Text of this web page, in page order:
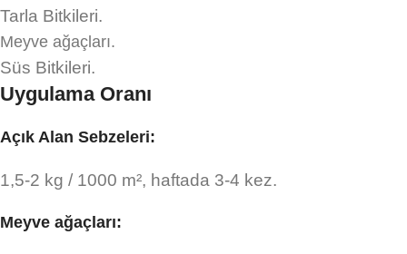
Tarla Bitkileri.
Meyve ağaçları.
Süs Bitkileri.
Uygulama Oranı
Açık Alan Sebzeleri:
1,5-2 kg / 1000 m², haftada 3-4 kez.
Meyve ağaçları: